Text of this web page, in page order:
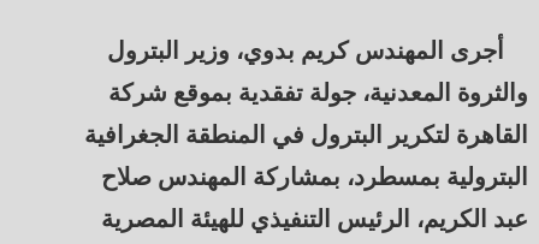
أجرى المهندس كريم بدوي، وزير البترول
والثروة المعدنية، جولة تفقدية بموقع شركة
القاهرة لتكرير البترول في المنطقة الجغرافية
البترولية بمسطرد، بمشاركة المهندس صلاح
عبد الكريم، الرئيس التنفيذي للهيئة المصرية